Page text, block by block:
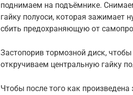
поднимаем на подъёмнике.
гайку полуоси, которая зажимает
сбить предохраняющую от
Застопорив тормозной диск,
откручиваем центральную гайку
Чтобы после того как